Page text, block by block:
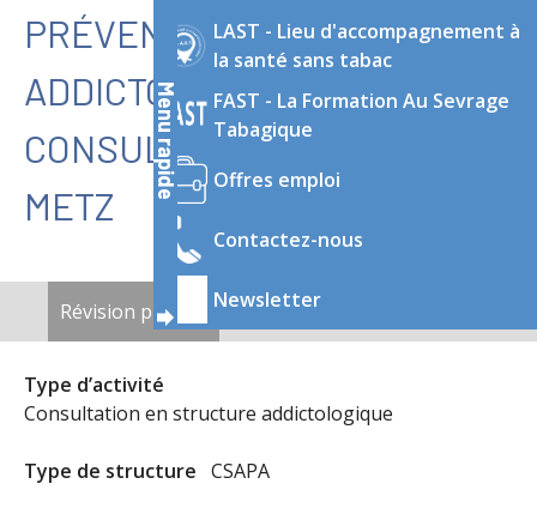
Est
Menu rapide
LAST - Lieu d'accompagnement à
la santé sans tabac
FAST - La Formation Au Sevrage
Tabagique
Offres emploi
Contactez-nous
Newsletter
PRÉVENTION EN
ADDICTOLOGIE -
CONSULTATION AVANCÉE DE
METZ
ONGLETS
Révision publiée (onglet actif)
Nouveau brouillon
Type d’activité
Consultation en structure addictologique
Type de structure CSAPA